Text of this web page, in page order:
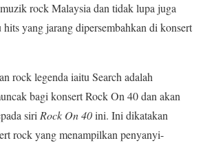
rock Malaysia dan tidak lupa juga
hits yang jarang dipersembahkan di konsert
rock legenda iaitu Search adalah
bagi konsert Rock On 40 dan akan
siriRock On 40ini. Ini dikatakan
rock yang menampilkan penyanyi-